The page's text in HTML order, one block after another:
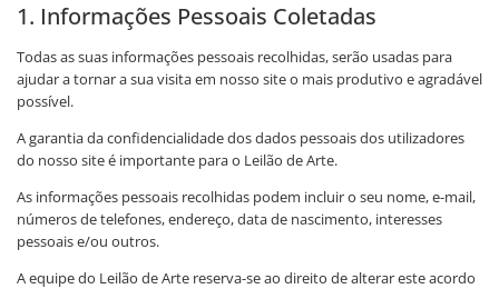
1. Informações Pessoais Coletadas
Todas as suas informações pessoais recolhidas, serão usadas para
ajudar a tornar a sua visita em nosso site o mais produtivo e agradável
possível.
A garantia da confidencialidade dos dados pessoais dos utilizadores
do nosso site é importante para o Leilão de Arte.
As informações pessoais recolhidas podem incluir o seu nome, e-mail,
números de telefones, endereço, data de nascimento, interesses
pessoais e/ou outros.
A equipe do Leilão de Arte reserva-se ao direito de alterar este acordo